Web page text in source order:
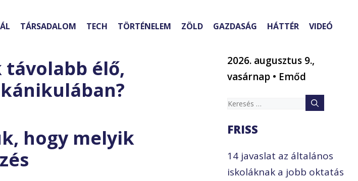
TÁRSADALOM TECH TÖRTÉNELEM ZÖLD GAZDASÁG HÁTTÉR VIDEÓ
élő,
hogy melyik
2026. augusztus 9.,
vasárnap • Emőd
Keresés:
FRISS
14 javaslat az általános
iskoláknak a jobb oktatás